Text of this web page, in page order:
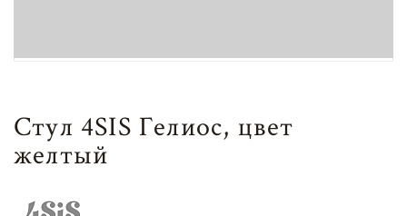
Стул 4SIS Гелиос, цвет
желтый